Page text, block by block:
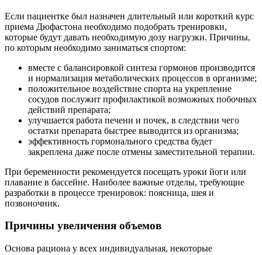
Если пациентке был назначен длительный или короткий курс
приема Дюфастона необходимо подобрать тренировки,
которые будут давать необходимую дозу нагрузки. Причины,
по которым необходимо заниматься спортом:
вместе с балансировкой синтеза гормонов производится
и нормализация метаболических процессов в организме;
положительное воздействие спорта на укрепление
сосудов послужит профилактикой возможных побочных
действий препарата;
улучшается работа печени и почек, в следствии чего
остатки препарата быстрее выводится из организма;
эффективность гормонального средства будет
закреплена даже после отмены заместительной терапии.
При беременности рекомендуется посещать уроки йоги или
плавание в бассейне. Наиболее важные отделы, требующие
разработки в процессе тренировок: поясница, шея и
позвоночник.
Причины увеличения объемов
Основа рациона у всех индивидуальная, некоторые